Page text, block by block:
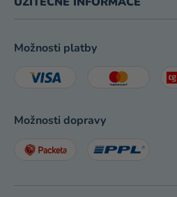
Možnosti platby
Možnosti dopravy